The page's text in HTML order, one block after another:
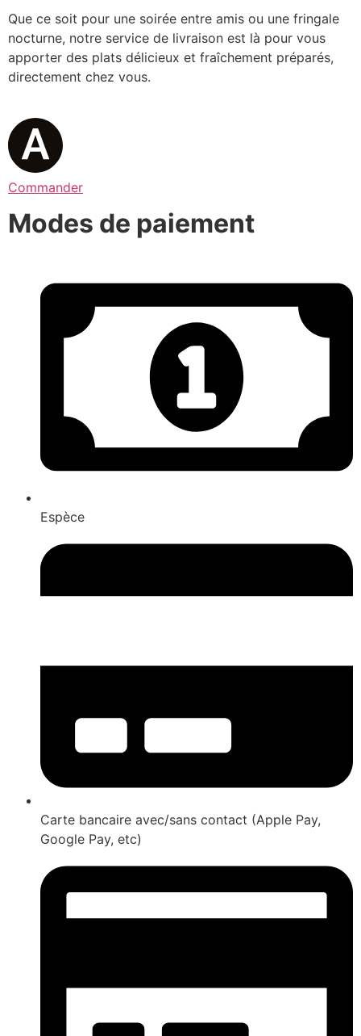
Que ce soit pour une soirée entre amis ou une fringale
nocturne, notre service de livraison est là pour vous
apporter des plats délicieux et fraîchement préparés,
directement chez vous.
Commander
Modes de paiement
Espèce
Carte bancaire avec/sans contact (Apple Pay,
Google Pay, etc)